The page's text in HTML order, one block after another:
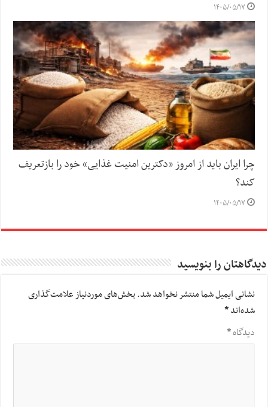
۱۴۰۵/۰۵/۱۷
چرا ایران باید از امروز «دکترین امنیت غذایی» خود را بازتعریف
کند؟
۱۴۰۵/۰۵/۱۷
دیدگاهتان را بنویسید
نشانی ایمیل شما منتشر نخواهد شد.بخش‌های موردنیاز علامت‌گذاری
شده‌اند*
دیدگاه*